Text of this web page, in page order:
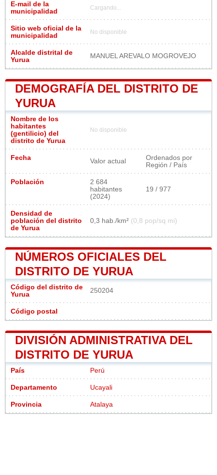
E-mail de la
municipalidad
Cargando...
Sitio web oficial de la
municipalidad
No disponible
Alcalde distrital de
Yurua
MANUEL AREVALO MOGROVEJO
DEMOGRAFÍA DEL DISTRITO DE
YURUA
Nombre de los
habitantes
(gentilicio) del
distrito de Yurua
No disponible
Fecha Valor actual
Ordenados por
Región / País
Población
2 684
habitantes
(2024)
19 / 977
Densidad de
población del distrito
de Yurua
0,3 hab./km² (0,8 pop/sq mi)
NÚMEROS OFICIALES DEL
DISTRITO DE YURUA
Código del distrito de
Yurua
250204
Código postal
DIVISIÓN ADMINISTRATIVA DEL
DISTRITO DE YURUA
País Perú
Departamento Ucayali
Provincia Atalaya